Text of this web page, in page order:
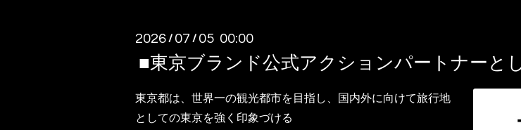
2026 / 07 / 05 00:00
■東京ブランド公式アクションパートナーと
東京都は、世界一の観光都市を目指し、国内外に向けて旅行地
としての東京を強く印象づける